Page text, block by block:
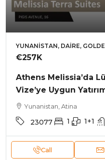
YUNANISTAN, DAIRE,
€257K
Athens Melissia’da
Vize’ye Uygun
Yunanistan, Atina
23077 1 1+1
Call